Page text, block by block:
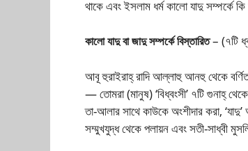
থাকে এবং ইসলাম ধর্ম কালো যাদু সম্পর্কে কি
কালো যাদু বা জাদু সম্পর্কে বিস্তারিত– (৭টি
আবূ হুরাইরাহ্ রাদি আল্লাহু আনহু থেকে
— তোমরা (মানুষ) ‘বিধ্বংসী’ ৭টি গুনাহ্
তা-আলার সাথে কাউকে অংশীদার করা,
সম্মুখযুদ্ধ থেকে পলায়ন এবং সতী-সাধ্বী